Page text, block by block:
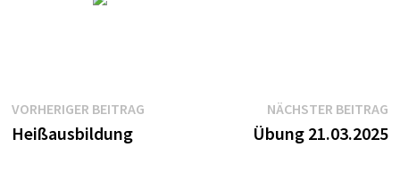
Beitragsnavigation
VORHERIGER BEITRAGVorheriger
Heißausbildung
NÄCHSTER BEITRAG
Übung 21.03.2025